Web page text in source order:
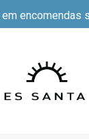
em encomendas